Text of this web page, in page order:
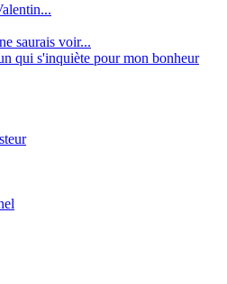
saurais voir...
qui s'inquiète pour mon bonheur